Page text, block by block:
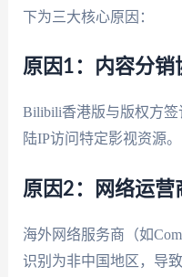
下为三大核心原因：
原因1：内容分销
Bilibili香港版与版权方
陆IP访问特定影视资源。
原因2：网络运营
海外网络服务商（如
识别为非中国地区，导致